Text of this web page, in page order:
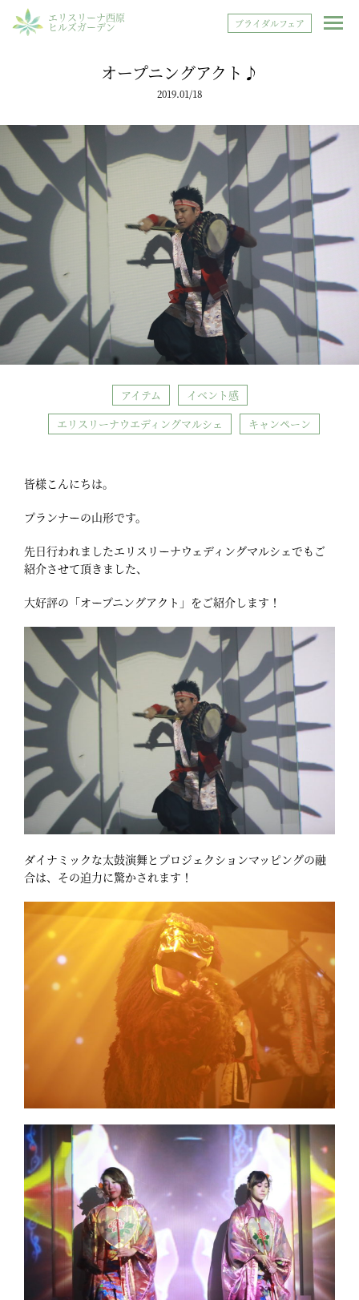
エリスリーナ西原
ヒルズガーデン ブライダルフェア
オープニングアクト♪
2019.01/18
アイテム
イベント感
エリスリーナウエディングマルシェ
キャンペーン
皆様こんにちは。
プランナーの山形です。
先日行われましたエリスリーナウェディングマルシェでもご
紹介させて頂きました、
大好評の「オープニングアクト」をご紹介します！
ダイナミックな太鼓演舞とプロジェクションマッピングの融
合は、その迫力に驚かされます！